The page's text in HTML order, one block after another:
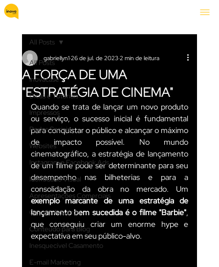
All Posts
Inovacase
Dicas e Tutoriais
Impressos
Redes Sociais
Websites
Instagram e Facebook Ads
Identidade Visual
Apresentações Comerciais
Google Adwords
Conteúdo para Blog
Inesquecível Casamento
E-mail Marketing
All Posts
A FORÇA DE UMA
"ESTRATÉGIA DE CINEMA"
gabriellyn1 26 de jul. de 2023 2 min de leitura
Quando se trata de lançar um novo produto
ou serviço, o sucesso inicial é fundamental
para conquistar o público e alcançar o máximo
de impacto possível. No mundo
cinematográfico, a estratégia de lançamento
de um filme pode ser determinante para seu
desempenho nas bilheterias e para a
exemplo marcante de uma estratégia de
lançamento bem sucedida é o filme "Barbie",
que conseguiu criar um enorme hype e
expectativa em seu público-alvo.